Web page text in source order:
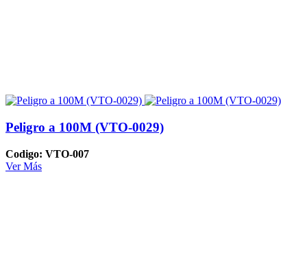
Peligro a 100M (VTO-0029)
Codigo: VTO-007
Ver Más